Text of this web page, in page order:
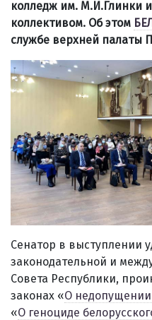
колледж им. М.И.Глинки
коллективом. Об этом
службе верхней палаты
Сенатор в выступлении
законодательной и
Совета Республики,
законах «О
«О геноциде